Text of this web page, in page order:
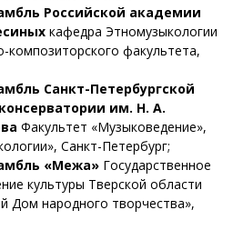
Российской академии
кафедра Этномузыкологии
композиторского факультета,
Санкт-Петербургской
им. Н. А.
Факультет «Музыковедение»,
Санкт-Петербург;
«Межа» Государственное
культуры Тверской области
Дом народного творчества»,